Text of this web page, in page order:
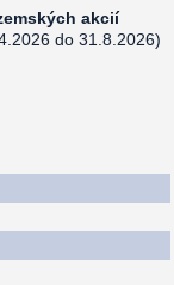
akcií
do 31.8.2026)